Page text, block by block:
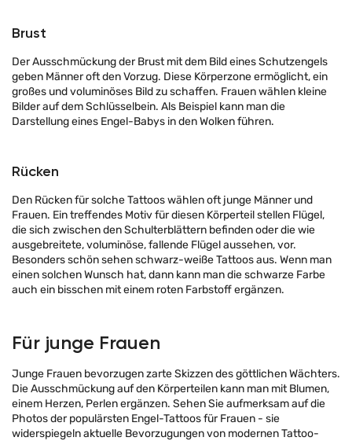
Brust
Der Ausschmückung der Brust mit dem Bild eines Schutzengels
geben Männer oft den Vorzug. Diese Körperzone ermöglicht, ein
großes und voluminöses Bild zu schaffen. Frauen wählen kleine
Bilder auf dem Schlüsselbein. Als Beispiel kann man die
Darstellung eines Engel-Babys in den Wolken führen.
Rücken
Den Rücken für solche Tattoos wählen oft junge Männer und
Frauen. Ein treffendes Motiv für diesen Körperteil stellen Flügel,
die sich zwischen den Schulterblättern befinden oder die wie
ausgebreitete, voluminöse, fallende Flügel aussehen, vor.
Besonders schön sehen schwarz-weiße Tattoos aus. Wenn man
einen solchen Wunsch hat, dann kann man die schwarze Farbe
auch ein bisschen mit einem roten Farbstoff ergänzen.
Für junge Frauen
Junge Frauen bevorzugen zarte Skizzen des göttlichen Wächters.
Die Ausschmückung auf den Körperteilen kann man mit Blumen,
einem Herzen, Perlen ergänzen. Sehen Sie aufmerksam auf die
Photos der populärsten Engel-Tattoos für Frauen - sie
widerspiegeln aktuelle Bevorzugungen von modernen Tattoo-